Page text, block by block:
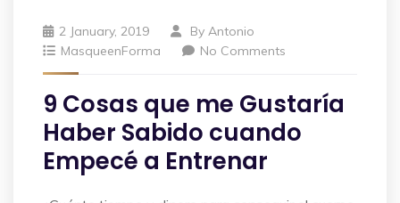
2 January, 2019 By Antonio
MasqueenForma
No Comments
9 Cosas que me Gustaría
Haber Sabido cuando
Empecé a Entrenar